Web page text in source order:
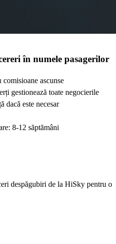
în numele pasagerilor
ascunse
gestionează toate negocierile
dacă este necesar
8-12 săptămâni
despăgubiri de la HiSky pentru o